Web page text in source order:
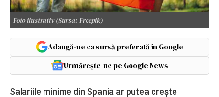
Foto ilustrativ (Sursa: Freepik)
Adaugă-ne ca sursă preferată în Google
Urmărește-ne pe Google News
Salariile minime din Spania ar putea crește